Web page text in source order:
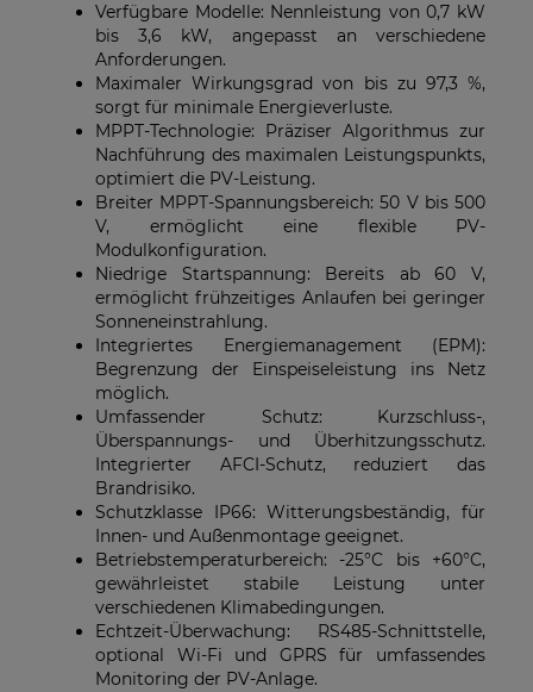
Verfügbare Modelle: Nennleistung von 0,7 kW
bis 3,6 kW, angepasst an verschiedene
Anforderungen.
Maximaler Wirkungsgrad von bis zu 97,3 %,
sorgt für minimale Energieverluste.
MPPT-Technologie: Präziser Algorithmus zur
Nachführung des maximalen Leistungspunkts,
optimiert die PV-Leistung.
Breiter MPPT-Spannungsbereich: 50 V bis 500
V, ermöglicht eine flexible PV-
Modulkonfiguration.
Niedrige Startspannung: Bereits ab 60 V,
ermöglicht frühzeitiges Anlaufen bei geringer
Sonneneinstrahlung.
Integriertes Energiemanagement (EPM):
Begrenzung der Einspeiseleistung ins Netz
möglich.
Umfassender Schutz: Kurzschluss-,
Überspannungs- und Überhitzungsschutz.
Integrierter AFCI-Schutz, reduziert das
Brandrisiko.
Schutzklasse IP66: Witterungsbeständig, für
Innen- und Außenmontage geeignet.
Betriebstemperaturbereich: -25°C bis +60°C,
gewährleistet stabile Leistung unter
verschiedenen Klimabedingungen.
Echtzeit-Überwachung: RS485-Schnittstelle,
optional Wi-Fi und GPRS für umfassendes
Monitoring der PV-Anlage.